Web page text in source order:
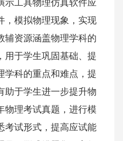
示工具物理仿真软件应
，模拟物理现象，实现
辅资源涵盖物理学科的
用于学生巩固基础、提
学科的重点和难点，提
助于学生进一步提升物
物理考试真题，进行模
考试形式，提高应试能